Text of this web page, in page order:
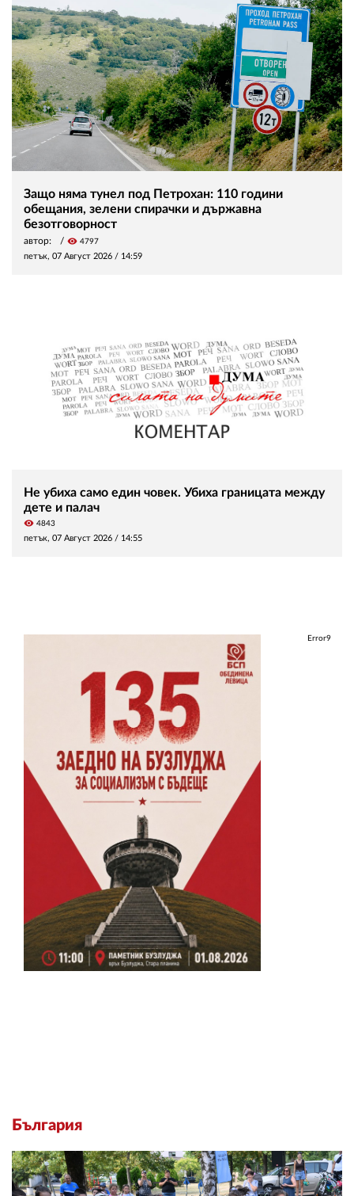
Защо няма тунел под Петрохан: 110 години
обещания, зелени спирачки и държавна
безотговорност
автор: visibility 4797
петък, 07 Август 2026 / 14:59
Не убиха само един човек. Убиха границата между
дете и палач
visibility 4843
петък, 07 Август 2026 / 14:55
Error9
България